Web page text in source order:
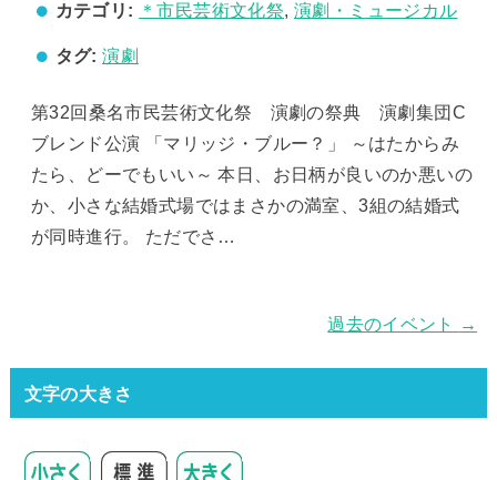
カテゴリ: ＊市民芸術文化祭, 演劇・ミュージカル
タグ: 演劇
第32回桑名市民芸術文化祭 演劇の祭典 演劇集団C
ブレンド公演 「マリッジ・ブルー？」 ～はたからみ
たら、どーでもいい～ 本日、お日柄が良いのか悪いの
か、小さな結婚式場ではまさかの満室、3組の結婚式
が同時進行。 ただでさ…
過去のイベント →
文字の大きさ